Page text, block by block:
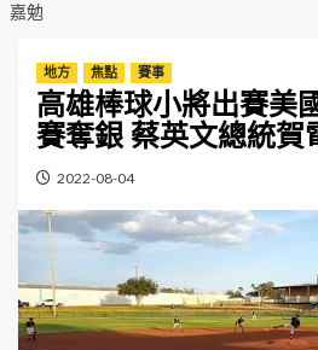
嘉勉
地方 焦點 賽事
高雄棒球小將出賽美
賽奪銀 蔡英文總統賀
2022-08-04